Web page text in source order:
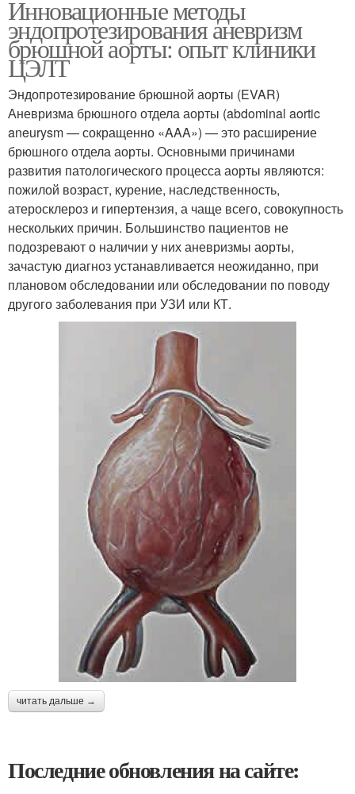
Инновационные методы
эндопротезирования аневризм
брюшной аорты: опыт клиники
ЦЭЛТ
Эндопротезирование брюшной аорты (EVAR)
Аневризма брюшного отдела аорты (abdominal aortic
aneurysm — сокращенно «AAA») — это расширение
брюшного отдела аорты. Основными причинами
развития патологического процесса аорты являются:
пожилой возраст, курение, наследственность,
атеросклероз и гипертензия, а чаще всего, совокупность
нескольких причин. Большинство пациентов не
подозревают о наличии у них аневризмы аорты,
зачастую диагноз устанавливается неожиданно, при
плановом обследовании или обследовании по поводу
другого заболевания при УЗИ или КТ.
читать дальше →
Последние обновления на сайте: